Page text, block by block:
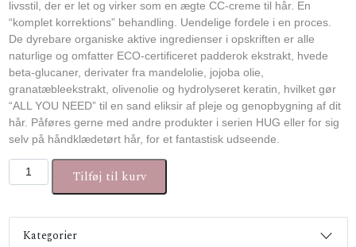
livsstil, der er let og virker som en ægte CC-creme til hår. En
“komplet korrektions” behandling. Uendelige fordele i en proces.
De dyrebare organiske aktive ingredienser i opskriften er alle
naturlige og omfatter ECO-certificeret padderok ekstrakt, hvede
beta-glucaner, derivater fra mandelolie, jojoba olie,
granatæbleekstrakt, olivenolie og hydrolyseret keratin, hvilket gør
“ALL YOU NEED” til en sand eliksir af pleje og genopbygning af dit
hår. Påføres gerne med andre produkter i serien HUG eller for sig
selv på håndklædetørt hår, for et fantastisk udseende.
Hug All You Need Balanced antal
Tilføj til kurv
Kategorier